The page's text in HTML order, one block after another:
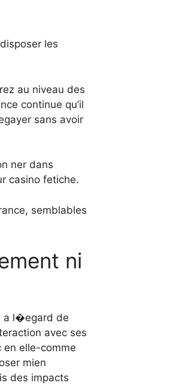
les
au niveau des
continue qu’il
sans avoir
ner dans
casino fetiche.
semblables
ni
a l�egard de
avec ses
en elle-comme
mien
des impacts